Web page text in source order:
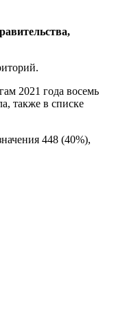
2021 года восемь
также в списке
448 (40%),